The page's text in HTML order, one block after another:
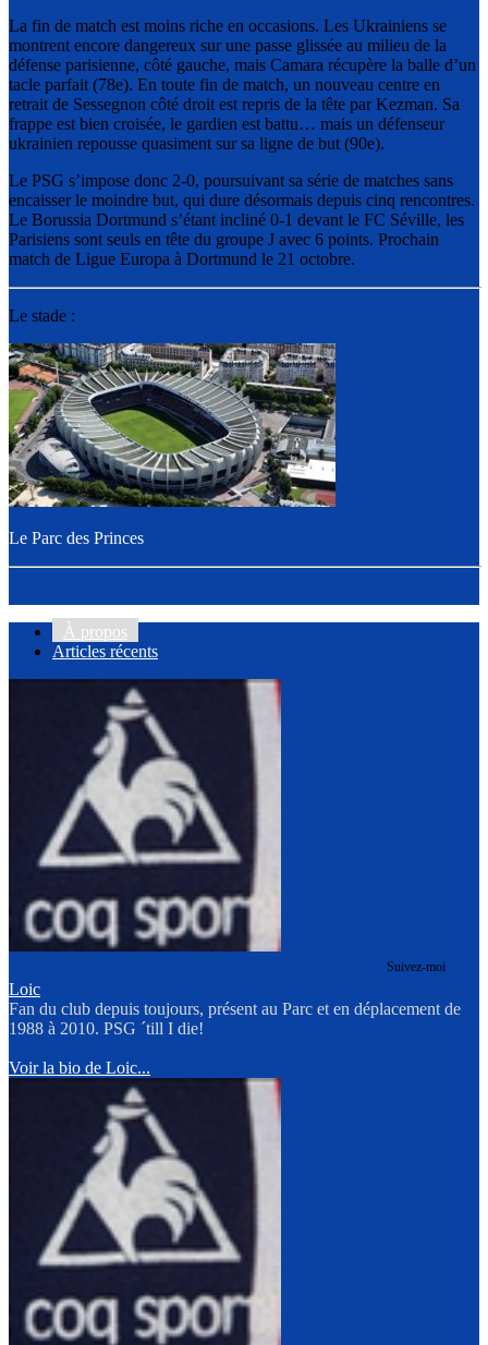
La fin de match est moins riche en occasions. Les Ukrainiens se
montrent encore dangereux sur une passe glissée au milieu de la
défense parisienne, côté gauche, mais Camara récupère la balle d’un
tacle parfait (78e). En toute fin de match, un nouveau centre en
retrait de Sessegnon côté droit est repris de la tête par Kezman. Sa
frappe est bien croisée, le gardien est battu… mais un défenseur
ukrainien repousse quasiment sur sa ligne de but (90e).
Le PSG s’impose donc 2-0, poursuivant sa série de matches sans
encaisser le moindre but, qui dure désormais depuis cinq rencontres.
Le Borussia Dortmund s’étant incliné 0-1 devant le FC Séville, les
Parisiens sont seuls en tête du groupe J avec 6 points. Prochain
match de Ligue Europa à Dortmund le 21 octobre.
Le stade :
Le Parc des Princes
À propos
Articles récents
Suivez-moi
Loic
Fan du club depuis toujours, présent au Parc et en déplacement de
1988 à 2010. PSG ´till I die!
Voir la bio de Loic...